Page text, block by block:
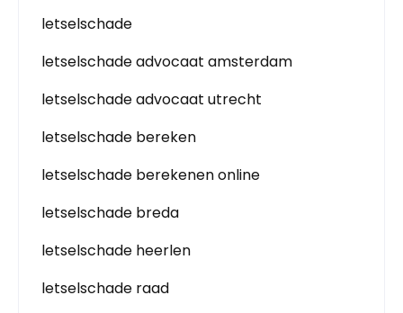
letselschade
letselschade advocaat amsterdam
letselschade advocaat utrecht
letselschade bereken
letselschade berekenen online
letselschade breda
letselschade heerlen
letselschade raad